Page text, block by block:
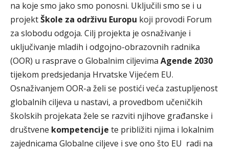
na koje smo jako smo ponosni. Uključili smo se i u
projektŠkole za održivu Europu koji provodi Forum
za slobodu odgoja. Cilj projekta je osnaživanje i
uključivanje mladih i odgojno-obrazovnih radnika
(OOR) u rasprave o Globalnim ciljevima Agende 2030
tijekom predsjedanja Hrvatske Vijećem EU.
Osnaživanjem OOR-a želi se postići veća zastupljenost
globalnih ciljeva u nastavi, a provedbom učeničkih
školskih projekata žele se razviti njihove građanske i
društvene kompetencije te približiti njima i lokalnim
zajednicama Globalne ciljeve i sve ono što EU radi na